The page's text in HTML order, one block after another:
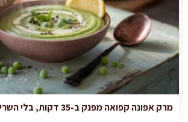
מרק אפונה קפואה מפנק ב-35 דקות, בלי השריה בכלל